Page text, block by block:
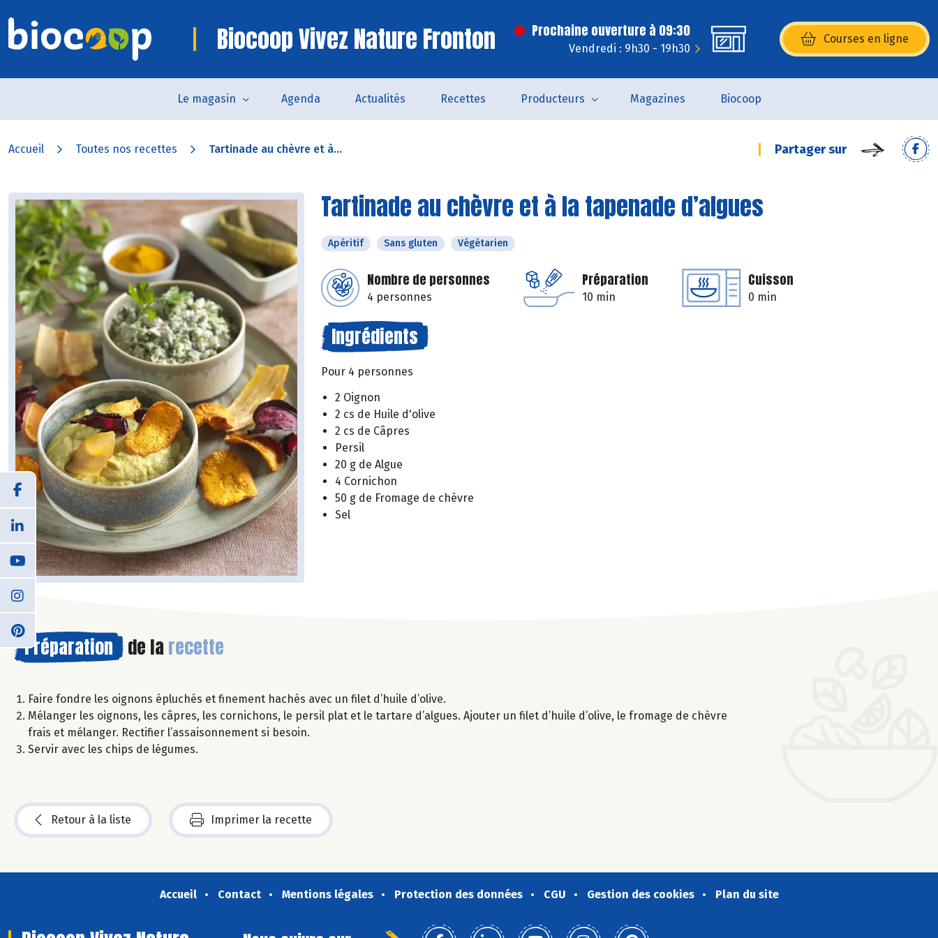
Biocoop Vivez Nature Fronton Prochaine ouverture à 09:30
Vendredi : 9h30 - 19h30
Courses en ligne
(s’ouvre dans une nouvelle
Le magasin Agenda Actualités Recettes Producteurs Magazines Biocoop
Accueil Toutes nos recettes Tartinade au chèvre et à... Partager sur
Tartinade au chèvre et à la tapenade d’algues
Apéritif Sans gluten Végétarien
Nombre de personnes
4 personnes
Préparation
10 min
Cuisson
0 min
Ingrédients
Pour 4 personnes
2 Oignon
2 cs de Huile d'olive
2 cs de Câpres
Persil
20 g de Algue
4 Cornichon
50 g de Fromage de chèvre
Sel
Préparation de la recette
Faire fondre les oignons épluchés et finement hachés avec un filet d’huile d’olive.
Mélanger les oignons, les câpres, les cornichons, le persil plat et le tartare d’algues. Ajouter un filet d’huile d’olive, le fromage de chèvre
frais et mélanger. Rectifier l’assaisonnement si besoin.
Servir avec les chips de légumes.
Retour à la liste Imprimer la recette
Accueil Contact Mentions légales Protection des données CGU Gestion des cookies Plan du site